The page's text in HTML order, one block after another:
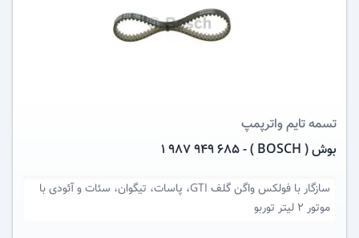
عکس کالا
تسمه تایمواترپمپ
بوش ( BOSCH ) - 1 987 949 685
سازگار با
فولکس واگن گلف GTI، پاسات، تیگوان، سئات و آئودی با
موتور 2 لیتر توربو